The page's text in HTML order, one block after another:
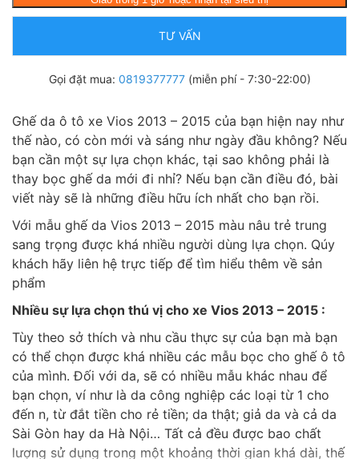
TƯ VẤN
Gọi đặt mua: 0819377777(miễn phí - 7:30-22:00)
Ghế da ô tô xe Vios 2013 – 2015 của bạn hiện nay như
thế nào, có còn mới và sáng như ngày đầu không? Nếu
bạn cần một sự lựa chọn khác, tại sao không phải là
thay bọc ghế da mới đi nhỉ? Nếu bạn cần điều đó, bài
viết này sẽ là những điều hữu ích nhất cho bạn rồi.
Với mẫu ghế da Vios 2013 – 2015 màu nâu trẻ trung
sang trọng được khá nhiều người dùng lựa chọn. Qúy
khách hãy liên hệ trực tiếp để tìm hiểu thêm về sản
phẩm
Nhiều sự lựa chọn thú vị cho xe Vios 2013 – 2015 :
Tùy theo sở thích và nhu cầu thực sự của bạn mà bạn
có thể chọn được khá nhiều các mẫu bọc cho ghế ô tô
của mình. Đối với da, sẽ có nhiều mẫu khác nhau để
bạn chọn, ví như là da công nghiệp các loại từ 1 cho
đến n, từ đắt tiền cho rẻ tiền; da thật; giả da và cả da
Sài Gòn hay da Hà Nội… Tất cả đều được bao chất
lượng sử dụng trong một khoảng thời gian khá dài, thế